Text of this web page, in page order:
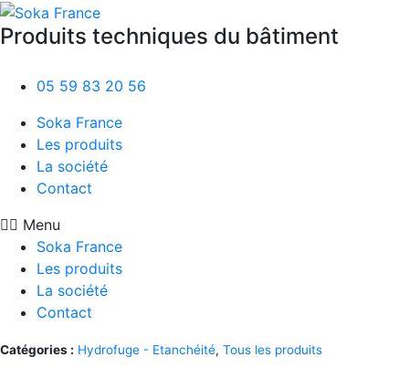
Produits techniques du bâtiment
05 59 83 20 56
Soka France
Les produits
La société
Contact
Menu
Soka France
Les produits
La société
Contact
Catégories : Hydrofuge - Etanchéité, Tous les produits